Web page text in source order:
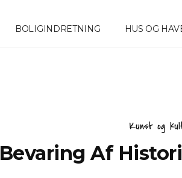
BOLIGINDRETNING HUS OG
Kunst og
Bevaring Af